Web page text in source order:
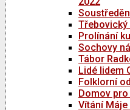
Třebovický
Prolínání
Sochovy
Tábor
Lidé lidem
Folklorní
Domov
Vítání